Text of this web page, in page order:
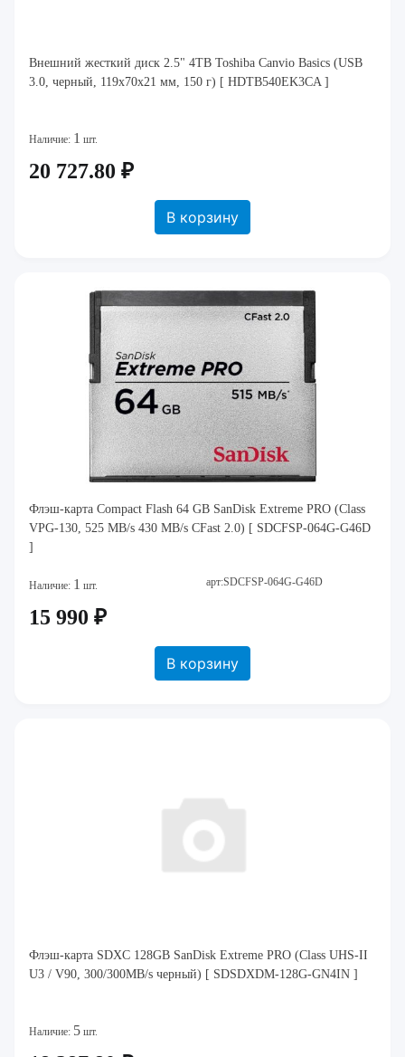
Внешний жесткий диск 2.5" 4TB Toshiba Canvio Basics (USB
3.0, черный, 119x70x21 мм, 150 г) [ HDTB540EK3CA ]
Наличие: 1 шт.
20 727.80 ₽
В корзину
Флэш-карта Compact Flash 64 GB SanDisk Extreme PRO (Class
VPG-130, 525 MB/s 430 MB/s CFast 2.0) [ SDCFSP-064G-G46D
]
Наличие: 1 шт. арт:SDCFSP-064G-G46D
15 990 ₽
В корзину
Флэш-карта SDXC 128GB SanDisk Extreme PRO (Class UHS-II
U3 / V90, 300/300MB/s черный) [ SDSDXDM-128G-GN4IN ]
Наличие: 5 шт.